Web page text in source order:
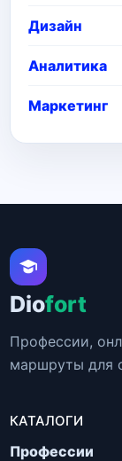
Дизайн
Аналитика
Маркетинг
Diofort
Профессии,
маршруты для
КАТАЛОГИ
Профессии